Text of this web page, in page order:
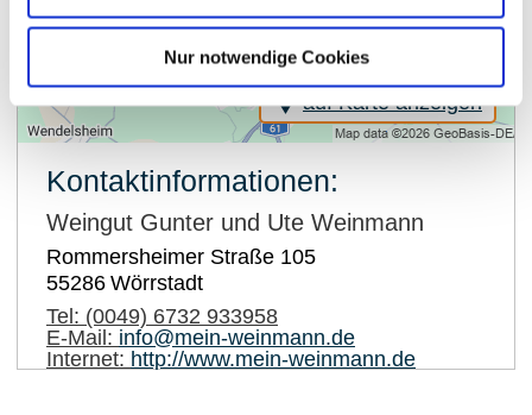
Nur notwendige Cookies
auf Karte anzeigen
Kontaktinformationen:
Weingut Gunter und Ute Weinmann
Rommersheimer Straße 105
55286 Wörrstadt
Tel: (0049) 6732 933958
E-Mail: info@mein-weinmann.de
Internet: http://www.mein-weinmann.de